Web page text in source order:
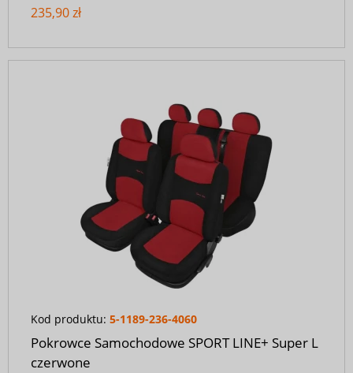
235,90 zł
Kod produktu: 5-1189-236-4060
Pokrowce Samochodowe SPORT LINE+ Super L
czerwone